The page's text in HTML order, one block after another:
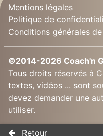
Mentions légales
Politique de
Conditions générales
©2014-2026 Coach'n
Tous droits réservés à
textes, vidéos ... sont
devez demander une
utiliser.